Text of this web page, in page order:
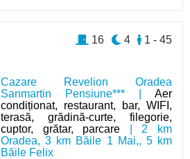
Cazare Revelion Oradea
Sanmartin Pensiune*** | Aer
condiționat, restaurant, bar, WIFI,
terasă, grădină-curte, filegorie,
cuptor, grătar, parcare | 2 km
Oradea, 3 km Băile 1 Mai,, 5 km
Băile Felix
1 - 45
4
16